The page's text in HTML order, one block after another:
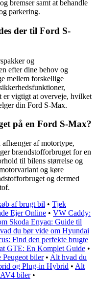
bremser samt at behandle
parkering.
der til Ford S-
og
efter dine behov og
mellem forskellige
er vigtigt at overveje, hvilket
din Ford S-Max.
på en Ford S-Max?
af motortype,
brændstofforbruget for en
til bilens størrelse og
og køre
og dermed
af brugt bil • Tjek
Ejer Online • VW Caddy:
Skoda Enyaq: Guide til
du bør vide om Hyundai
Find den perfekte brugte
GTE: En Komplet Guide •
Peugeot biler• Alt hvad du
og Plug-in Hybrid • Alt
biler•